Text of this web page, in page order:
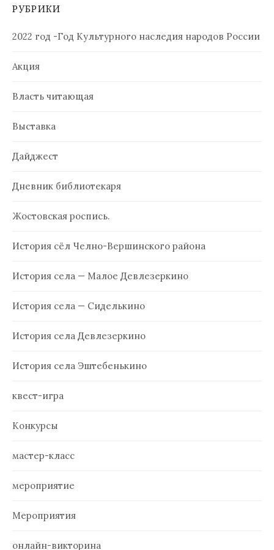
РУБРИКИ
2022 год -Год Культурного наследия народов России
Акция
Власть читающая
Выставка
Дайджест
Дневник библиотекаря
Жостовская роспись.
История сёл Челно-Вершинского района
История села — Малое Девлезеркино
История села — Сиделькино
История села Девлезеркино
История села Эштебенькино
квест-игра
Конкурсы
мастер-класс
мероприятие
Мероприятия
онлайн-викторина